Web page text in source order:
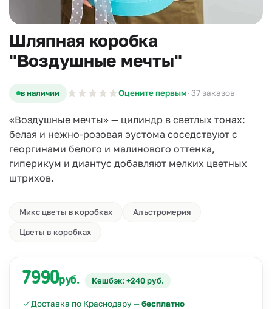
Шляпная коробка
"Воздушные мечты"
в наличии Оцените первым· 37 заказов
«Воздушные мечты» — цилиндр в светлых тонах:
белая и нежно-розовая эустома соседствуют с
георгинами белого и малинового оттенка,
гиперикум и диантус добавляют мелких цветных
штрихов.
Микс цветы в коробках Альстромерия
Цветы в коробках
7990руб. Кешбэк: +240 руб.
Доставка по Краснодару —бесплатно